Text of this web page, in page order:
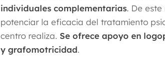
individuales complementarias. De
potenciar la eficacia del tratamiento
centro realiza. Se ofrece apoyo en
y grafomotricidad.